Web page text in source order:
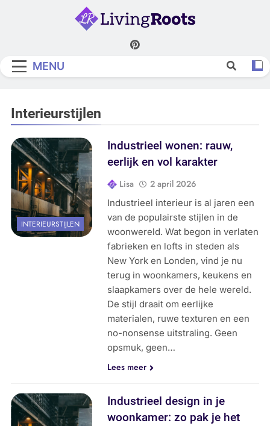
Living Roots
MENU
Interieurstijlen
INTERIEURSTIJLEN
Industrieel wonen: rauw,
eerlijk en vol karakter
Lisa 2 april 2026
Industrieel interieur is al jaren een
van de populairste stijlen in de
woonwereld. Wat begon in verlaten
fabrieken en lofts in steden als
New York en Londen, vind je nu
terug in woonkamers, keukens en
slaapkamers over de hele wereld.
De stijl draait om eerlijke
materialen, ruwe texturen en een
no-nonsense uitstraling. Geen
opsmuk, geen…
Lees meer
Industrieel design in je
woonkamer: zo pak je het